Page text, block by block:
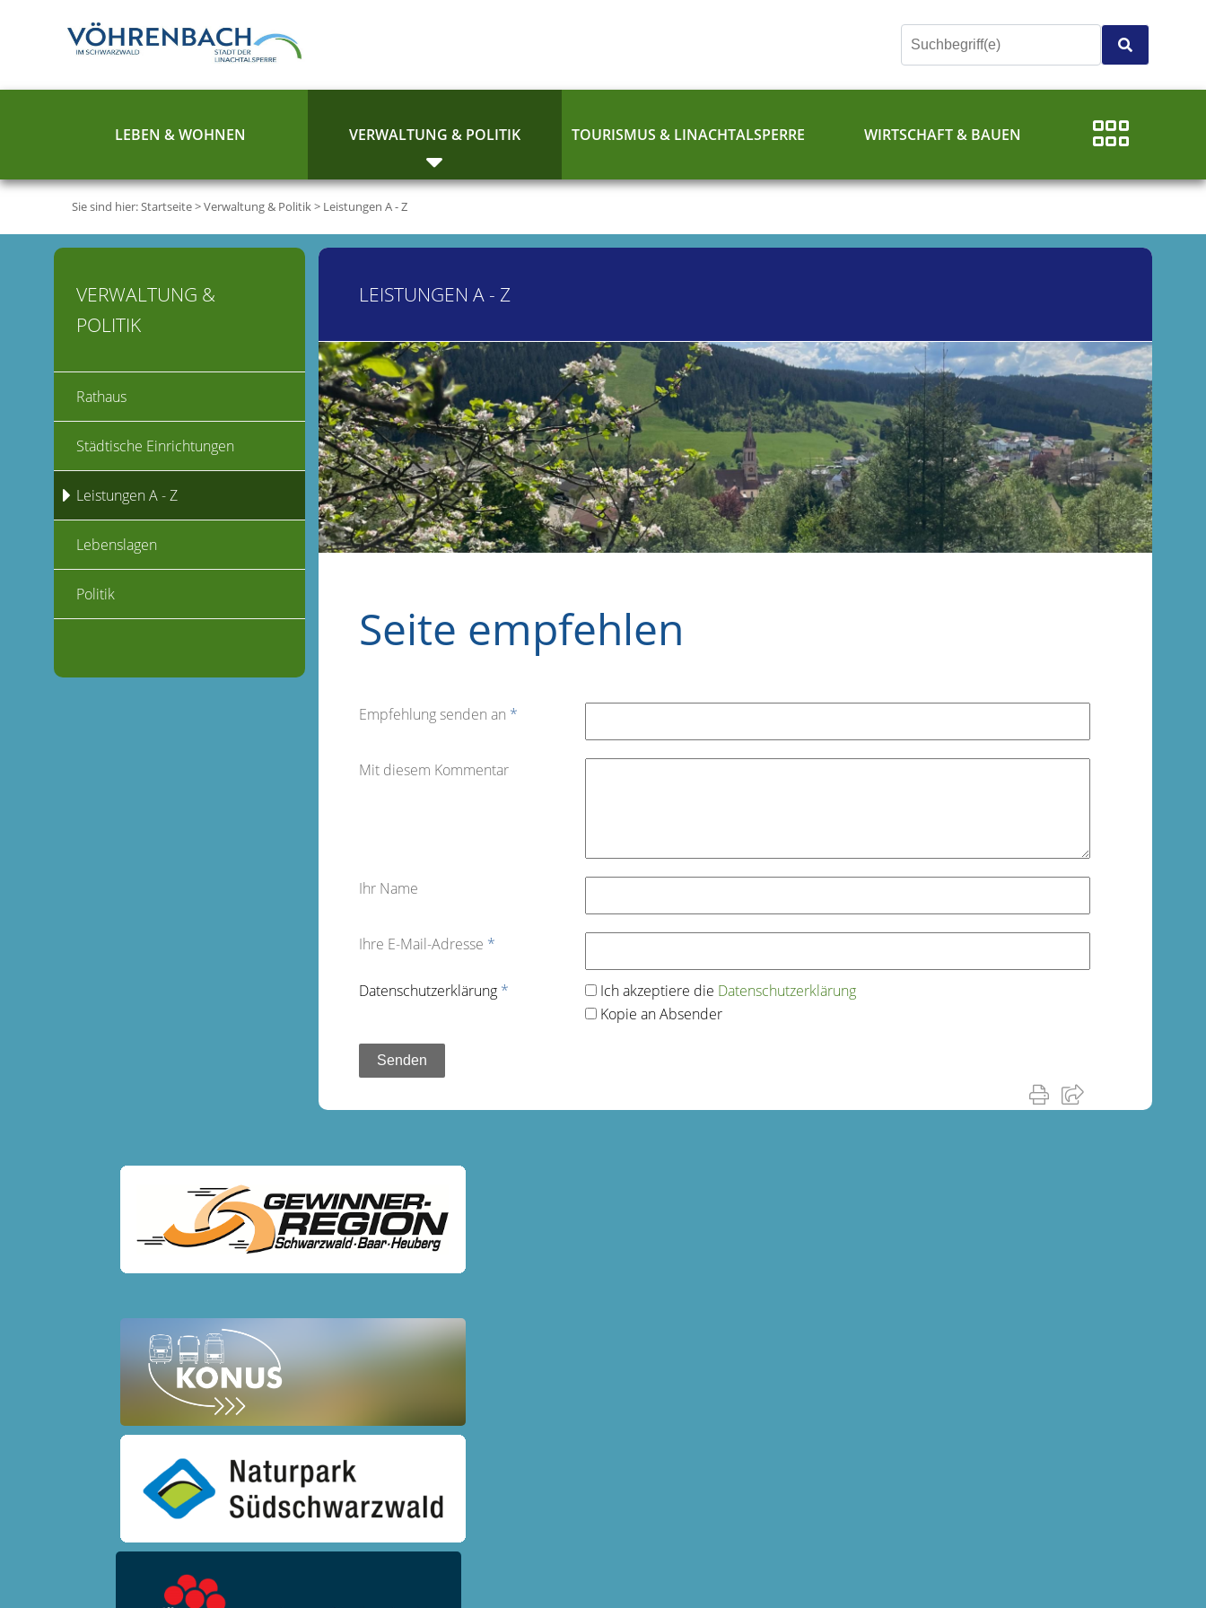
LEBEN & WOHNEN VERWALTUNG & POLITIK TOURISMUS & LINACHTALSPERRE WIRTSCHAFT & BAUEN
Sie sind hier:Startseite>Verwaltung & Politik> Leistungen A - Z
LEISTUNGEN A - Z
Seite empfehlen
Empfehlung senden an *
Mit diesem Kommentar
Ihr Name
Ihre E-Mail-Adresse *
Datenschutz­erklärung * Ich akzeptiere die Datenschutz­erklärung
Kopie an Absender
VERWALTUNG &
POLITIK
Rathaus
Städtische Einrichtungen
Leistungen A - Z
Lebenslagen
Politik